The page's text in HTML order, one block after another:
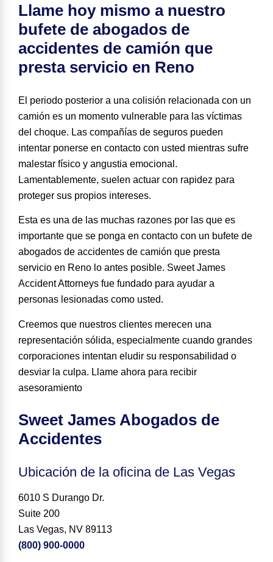
Llame hoy mismo a nuestro
bufete de abogados de
accidentes de camión que
presta servicio en Reno
El periodo posterior a una colisión relacionada con un
camión es un momento vulnerable para las víctimas
del choque. Las compañías de seguros pueden
intentar ponerse en contacto con usted mientras sufre
malestar físico y angustia emocional.
Lamentablemente, suelen actuar con rapidez para
proteger sus propios intereses.
Esta es una de las muchas razones por las que es
importante que se ponga en contacto con un bufete de
abogados de accidentes de camión que presta
servicio en Reno lo antes posible. Sweet James
Accident Attorneys fue fundado para ayudar a
personas lesionadas como usted.
Creemos que nuestros clientes merecen una
representación sólida, especialmente cuando grandes
corporaciones intentan eludir su responsabilidad o
desviar la culpa. Llame ahora para recibir
asesoramiento
Sweet James Abogados de
Accidentes
Ubicación de la oficina de Las Vegas
6010 S Durango Dr.
Suite 200
Las Vegas, NV 89113
(800) 900-0000